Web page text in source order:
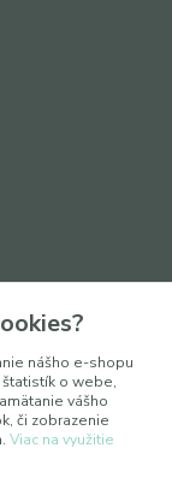
nášho e-shopu
o webe,
vášho
či zobrazenie
Viac na využitie